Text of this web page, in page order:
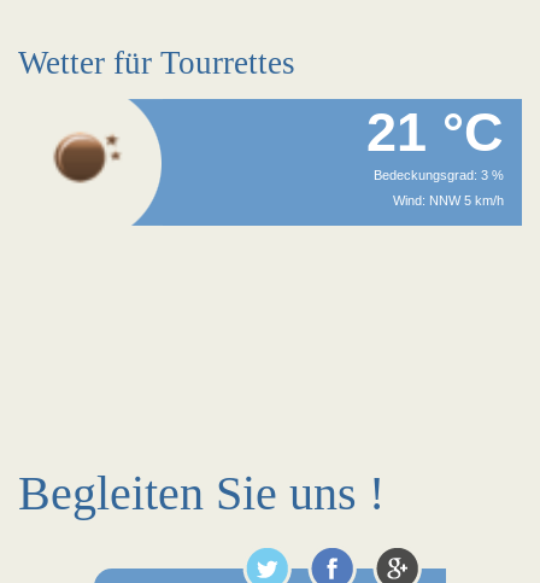
Wetter für Tourrettes
21 °C
Bedeckungsgrad: 3 %
Wind: NNW 5 km/h
Begleiten Sie uns !